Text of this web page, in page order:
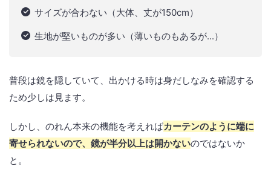
サイズが合わない（大体、丈が150cm）
生地が堅いものが多い（薄いものもあるが...）
普段は鏡を隠していて、出かける時は身だしなみを確認する
ため少しは見ます。
しかし、のれん本来の機能を考えればカーテンのように端に
寄せられないので、鏡が半分以上は開かないのではないか
と。